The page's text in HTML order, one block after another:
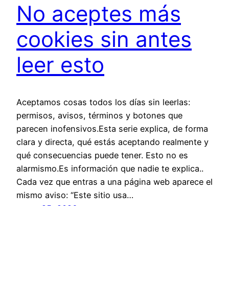
No aceptes más
cookies sin antes
leer esto
Aceptamos cosas todos los días sin leerlas:
permisos, avisos, términos y botones que
parecen inofensivos.Esta serie explica, de forma
clara y directa, qué estás aceptando realmente y
qué consecuencias puede tener. Esto no es
alarmismo.Es información que nadie te explica..
Cada vez que entras a una página web aparece el
mismo aviso: “Este sitio usa…
enero 25, 2026